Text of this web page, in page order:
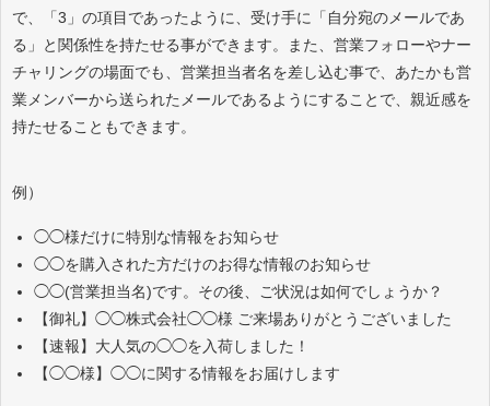
で、「3」の項目であったように、受け手に「自分宛のメールであ
る」と関係性を持たせる事ができます。また、営業フォローやナー
チャリングの場面でも、営業担当者名を差し込む事で、あたかも営
業メンバーから送られたメールであるようにすることで、親近感を
持たせることもできます。
例）
◯◯様だけに特別な情報をお知らせ
◯◯を購入された方だけのお得な情報のお知らせ
◯◯(営業担当名)です。その後、ご状況は如何でしょうか？
【御礼】◯◯株式会社◯◯様 ご来場ありがとうございました
【速報】大人気の◯◯を入荷しました！
【◯◯様】◯◯に関する情報をお届けします